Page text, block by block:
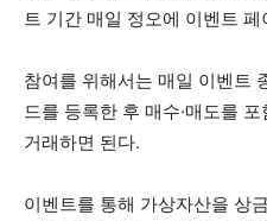
트 기간 매일 정오에 이벤트
참여를 위해서는 매일 이벤트
드를 등록한 후 매수·매도를
거래하면 된다.
이벤트를 통해 가상자산을 상